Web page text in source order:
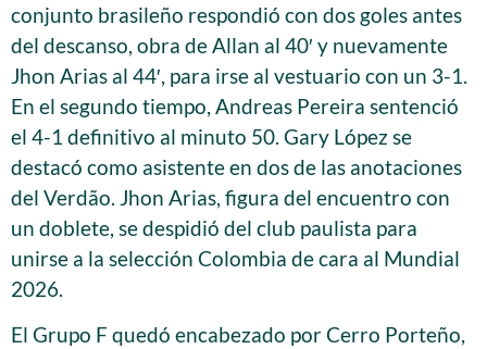
conjunto brasileño respondió con dos goles antes
del descanso, obra de Allan al 40′ y nuevamente
Jhon Arias al 44′, para irse al vestuario con un 3-1.
En el segundo tiempo, Andreas Pereira sentenció
el 4-1 definitivo al minuto 50. Gary López se
destacó como asistente en dos de las anotaciones
del Verdão. Jhon Arias, figura del encuentro con
un doblete, se despidió del club paulista para
unirse a la selección Colombia de cara al Mundial
2026.
El Grupo F quedó encabezado por Cerro Porteño,